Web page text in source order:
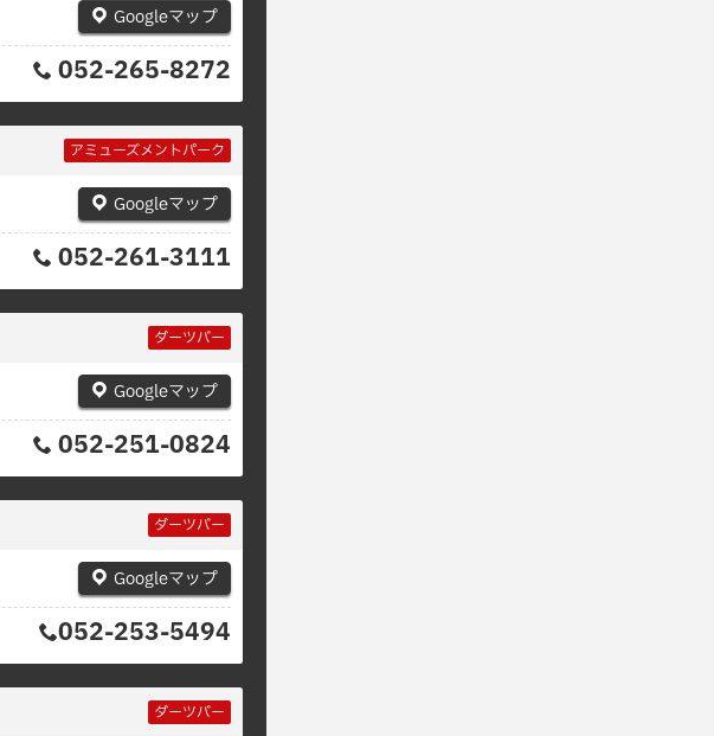
Googleマップ
052-265-8272
アミューズメントパーク
Googleマップ
052-261-3111
ダーツバー
Googleマップ
052-251-0824
ダーツバー
Googleマップ
052-253-5494
ダーツバー